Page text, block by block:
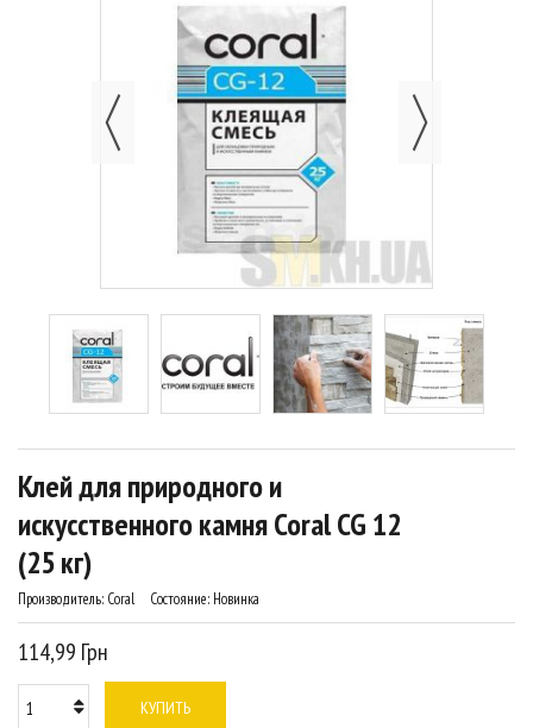
Клей для природного и
искусственного камня Coral CG 12
(25 кг)
Производитель: Coral Состояние: Новинка
114,99 Грн
КУПИТЬ